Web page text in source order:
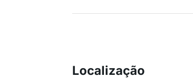
Localização